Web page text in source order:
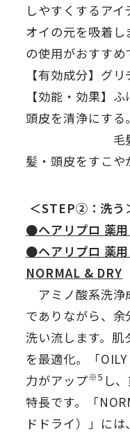
しやすくするア
オイの元を吸着
の使用がおすすめ
【有効成分】グ
【効能・効果】
頭皮を清浄にする。
毛髪・頭
髪・頭皮をすこや
＜STEP②：洗う
●ヘアリプロ 薬
●ヘアリプロ 薬
NORMAL & DRY
アミノ酸系洗浄
でありながら、
洗い流します。肌
を最適化。「
力がアップ※5 し
特長です。「
ドドライ）」に